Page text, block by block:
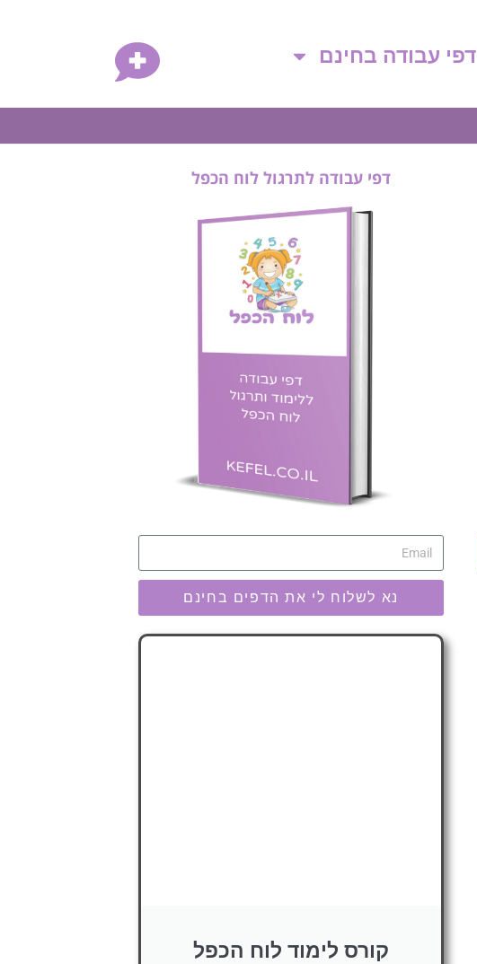
דפי עבודה בחינם
דפי עבודה לתרגול לוח הכפל
נא לשלוח לי את הדפים בחינם
קורס לימוד לוח הכפל